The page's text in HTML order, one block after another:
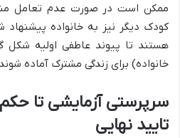
ممکن است در صورت عدم تعامل
کودک دیگر نیز به خانواده پیشنهاد
هستند تا پیوند عاطفی اولیه
خانواده) برای زندگی مشترک آماده
سرپرستی آزمایشی تا
تایید نهایی